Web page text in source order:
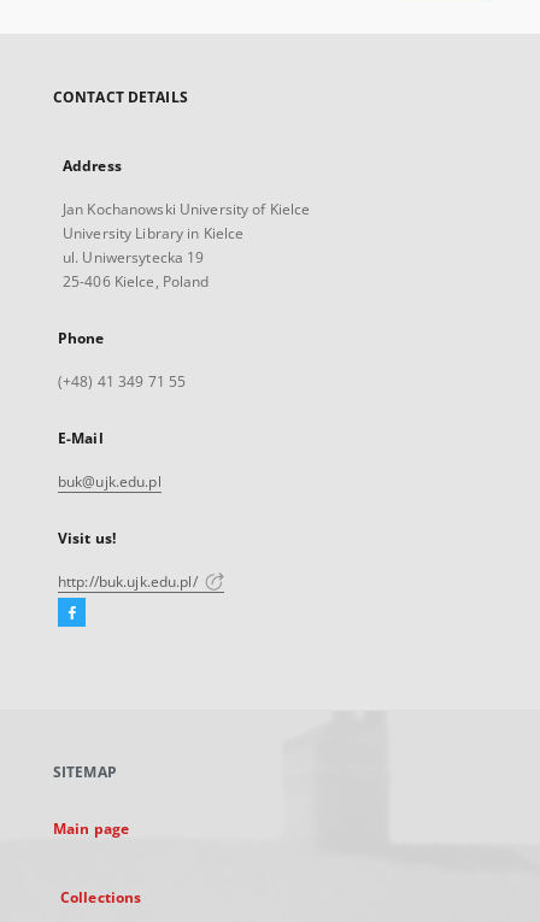
CONTACT DETAILS
Address
Jan Kochanowski University of Kielce
University Library in Kielce
ul. Uniwersytecka 19
25-406 Kielce, Poland
Phone
(+48) 41 349 71 55
E-Mail
buk@ujk.edu.pl
Visit us!
http://buk.ujk.edu.pl/
Facebook
new
SITEMAP
Main page
Collections